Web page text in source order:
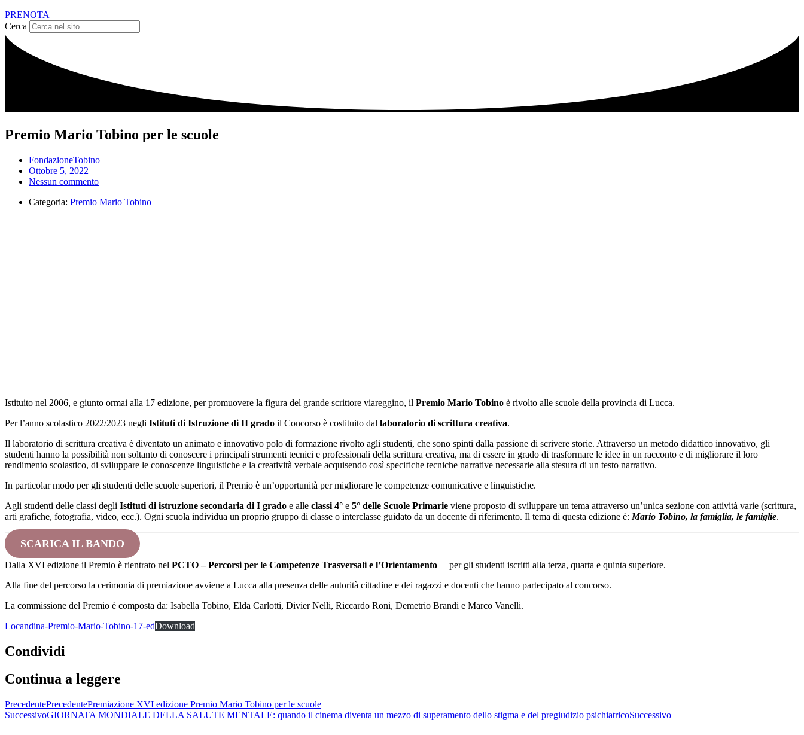
PRENOTA
Cerca
Premio Mario Tobino per le scuole
FondazioneTobino
Ottobre 5, 2022
Nessun commento
Categoria: Premio Mario Tobino
Istituito nel 2006, e giunto ormai alla 17 edizione, per promuovere la figura del grande scrittore viareggino, il Premio Mario Tobino è rivolto alle scuole della provincia di Lucca.
Per l’anno scolastico 2022/2023 negli Istituti di Istruzione di II grado il Concorso è costituito dal laboratorio di scrittura creativa.
Il laboratorio di scrittura creativa è diventato un animato e innovativo polo di formazione rivolto agli studenti, che sono spinti dalla passione di scrivere storie. Attraverso un metodo didattico innovativo, gli
studenti hanno la possibilità non soltanto di conoscere i principali strumenti tecnici e professionali della scrittura creativa, ma di essere in grado di trasformare le idee in un racconto e di migliorare il loro
rendimento scolastico, di sviluppare le conoscenze linguistiche e la creatività verbale acquisendo così specifiche tecniche narrative necessarie alla stesura di un testo narrativo.
In particolar modo per gli studenti delle scuole superiori, il Premio è un’opportunità per migliorare le competenze comunicative e linguistiche.
Agli studenti delle classi degli Istituti di istruzione secondaria di I grado e alle classi 4° e 5° delle Scuole Primarie viene proposto di sviluppare un tema attraverso un’unica sezione con attività varie (scrittura,
arti grafiche, fotografia, video, ecc.). Ogni scuola individua un proprio gruppo di classe o interclasse guidato da un docente di riferimento. Il tema di questa edizione è: Mario Tobino, la famiglia, le famiglie.
SCARICA IL BANDO
Dalla XVI edizione il Premio è rientrato nel PCTO – Percorsi per le Competenze Trasversali e l’Orientamento – per gli studenti iscritti alla terza, quarta e quinta superiore.
Alla fine del percorso la cerimonia di premiazione avviene a Lucca alla presenza delle autorità cittadine e dei ragazzi e docenti che hanno partecipato al concorso.
La commissione del Premio è composta da: Isabella Tobino, Elda Carlotti, Divier Nelli, Riccardo Roni, Demetrio Brandi e Marco Vanelli.
Locandina-Premio-Mario-Tobino-17-edDownload
Condividi
Continua a leggere
PrecedentePrecedentePremiazione XVI edizione Premio Mario Tobino per le scuole
SuccessivoGIORNATA MONDIALE DELLA SALUTE MENTALE: quando il cinema diventa un mezzo di superamento dello stigma e del pregiudizio psichiatricoSuccessivo